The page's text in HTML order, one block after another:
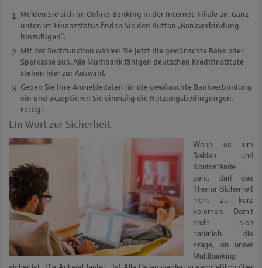
Melden Sie sich im Online-Banking in der Internet-Filiale an. Ganz
unten im Finanzstatus finden Sie den Button „Bankverbindung
hinzufügen“.
Mit der Suchfunktion wählen Sie jetzt die gewünschte Bank oder
Sparkasse aus. Alle Multibank fähigen deutschen Kreditinstitute
stehen hier zur Auswahl.
Geben Sie Ihre Anmeldedaten für die gewünschte Bankverbindung
ein und akzeptieren Sie einmalig die Nutzungsbedingungen.
Fertig!
Ein Wort zur Sicherheit
Wenn es um
Salden und
Kontostände
geht, darf das
Thema Sicherheit
nicht zu kurz
kommen. Damit
stellt sich
natürlich die
Frage, ob unser
Multibanking